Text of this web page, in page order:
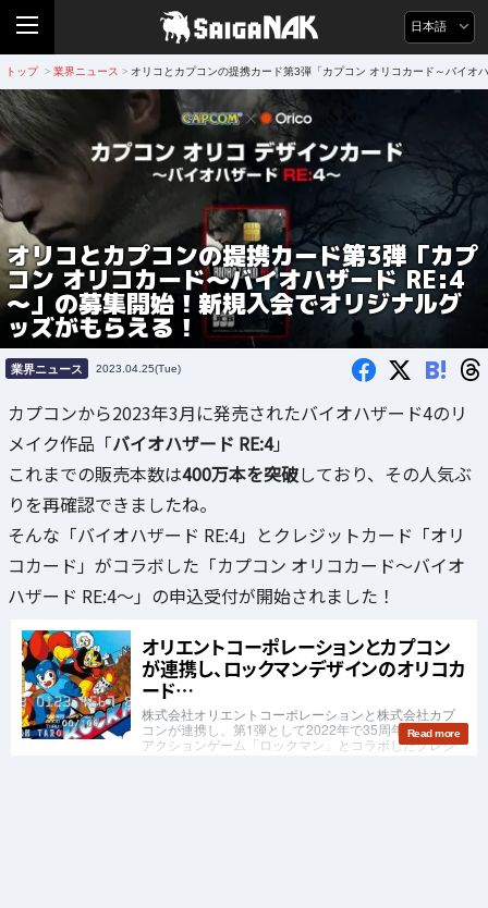
日本語
トップ > 業界ニュース > オリコとカプコンの提携カード第3弾「カプコン オリコカード～バイ
オリコとカプコンの提携カード第3弾「カプ
コン オリコカード～バイオハザード RE:4
～」の募集開始！新規入会でオリジナルグ
ッズがもらえる！
業界ニュース 2023.04.25(Tue) B!
カプコンから2023年3月に発売されたバイオハザード4のリ
メイク作品「バイオハザード RE:4」
これまでの販売本数は400万本を突破しており、その人気ぶ
りを再確認できましたね。
そんな「バイオハザード RE:4」とクレジットカード「オリ
コカード」がコラボした「カプコン オリコカード～バイオ
ハザード RE:4～」の申込受付が開始されました！